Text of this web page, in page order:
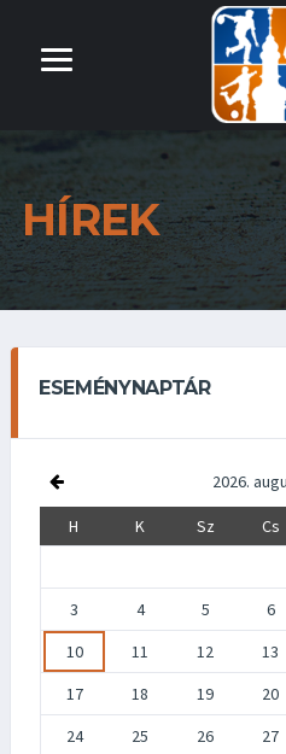
HÍREK
ESEMÉNYNAPTÁR
2026.
H K Sz Cs
3
4 5 6
10
11 12 13
17
18 19 20
24
25 26 27